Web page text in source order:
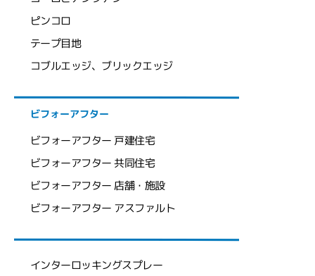
ピンコロ
テープ目地
コブルエッジ、ブリックエッジ
ビフォーアフター
ビフォーアフター 戸建住宅
ビフォーアフター 共同住宅
ビフォーアフター 店舗・施設
ビフォーアフター アスファルト
インターロッキングスプレー